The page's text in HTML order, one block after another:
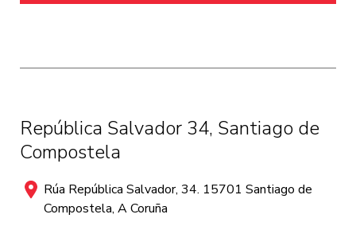
República Salvador 34, Santiago de
Compostela
Rúa República Salvador, 34. 15701 Santiago de
Compostela, A Coruña